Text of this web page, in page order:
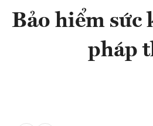
Bảo hiểm sức
pháp